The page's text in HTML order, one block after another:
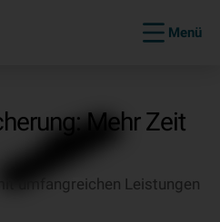
Menü
Mehr Zeit
umfangreichen Leistungen